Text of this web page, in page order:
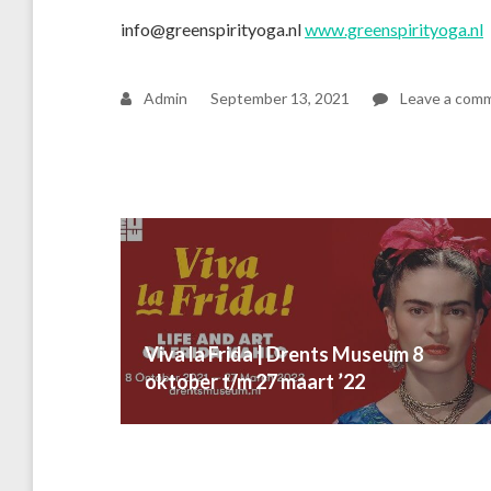
info@greenspirityoga.nlwww.greenspirityoga.nl
Admin September 13, 2021 Leave a
Post
navigation
Previous
post:
Viva la Frida | Drents Museum 8
oktober t/m 27 maart ’22